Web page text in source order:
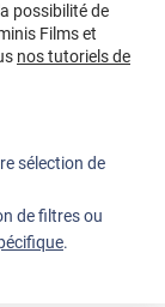
possibilité de
Films et
nos tutoriels de
sélection de
de filtres ou
.